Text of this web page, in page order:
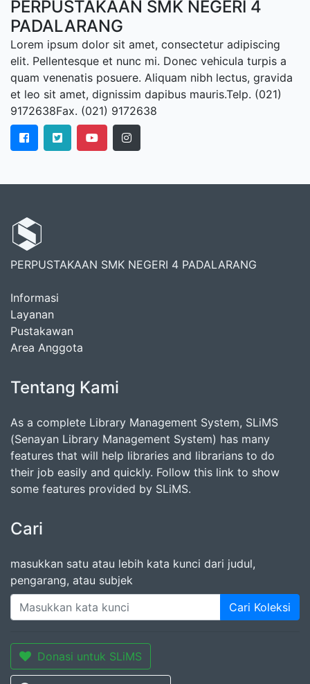
PERPUSTAKAAN SMK NEGERI 4
PADALARANG
Lorem ipsum dolor sit amet, consectetur adipiscing
elit. Pellentesque et nunc mi. Donec vehicula turpis a
quam venenatis posuere. Aliquam nibh lectus, gravida
et leo sit amet, dignissim dapibus mauris.Telp. (021)
9172638Fax. (021) 9172638
PERPUSTAKAAN SMK NEGERI 4 PADALARANG
Informasi
Layanan
Pustakawan
Area Anggota
Tentang Kami
As a complete Library Management System, SLiMS
(Senayan Library Management System) has many
features that will help libraries and librarians to do
their job easily and quickly. Follow this link to show
some features provided by SLiMS.
Cari
masukkan satu atau lebih kata kunci dari judul,
pengarang, atau subjek
Cari Koleksi
Donasi untuk SLiMS